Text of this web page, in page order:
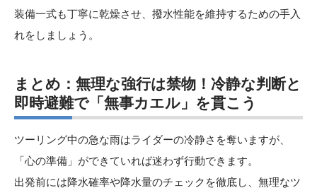
装備一式も丁寧に乾燥させ、撥水性能を維持するための手入
れをしましょう。
まとめ：無理な強行は禁物！冷静な判断と
即時避難で「無事カエル」を貫こう
ツーリング中の急な雨はライダーの冷静さを奪いますが、
「心の準備」ができていれば迷わず行動できます。
出発前には降水確率や降水量のチェックを徹底し、無理なツ